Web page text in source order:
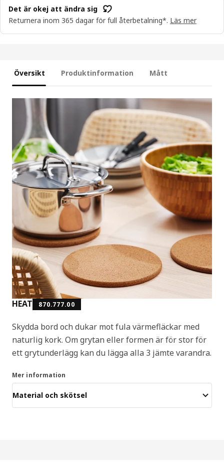
Det är okej att ändra sig
Returnera inom 365 dagar för full återbetalning*. Läs mer
Översikt Produktinformation Mått
HEAT 870.777.00
Skydda bord och dukar mot fula värmefläckar med
naturlig kork. Om grytan eller formen är för stor för
ett grytunderlägg kan du lägga alla 3 jämte varandra.
Mer information
Material och skötsel